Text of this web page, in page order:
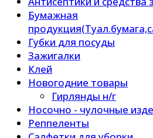
Бумажная
Губки для посуды
Зажигалки
Клей
Новогодние товары
Гирлянды н/г
Носочно - чулочные
Реппеленты